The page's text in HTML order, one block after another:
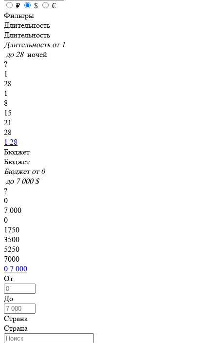
₽ $
€
Фильтры
Длительность
Длительность
Длительность от 1
до28 ночей
?
1
28
1
8
15
21
28
1 28
Бюджет
Бюджет
Бюджет от0
до 7 000 $
?
0
7 000
0
1750
3500
5250
7000
0 7 000
От
До
Страна
Страна